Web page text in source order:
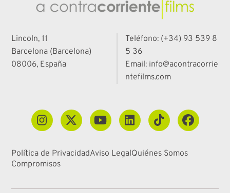
Lincoln, 11
Barcelona (Barcelona)
08006, España
Teléfono: (+34) 93 539 8
5 36
Email: info@acontracorrie
ntefilms.com
Política de PrivacidadAviso LegalQuiénes Somos
Compromisos